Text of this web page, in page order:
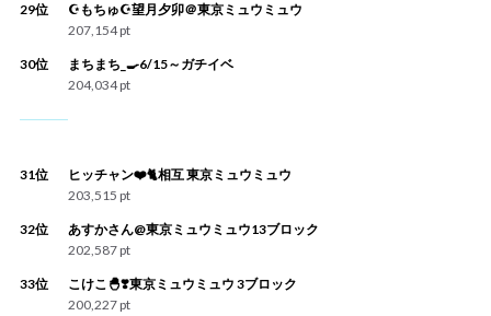
29位
☪️もちゅ☪️望月夕卯＠東京ミュウミュウ
207,154 pt
30位
まちまち_🍳6/15～ガチイベ
204,034 pt
31位
ヒッチャン❤️🐈相互 東京ミュウミュウ
203,515 pt
32位
あすかさん@東京ミュウミュウ13ブロック
202,587 pt
33位
こけこ🐣❣️東京ミュウミュウ 3ブロック
200,227 pt